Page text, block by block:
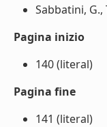
Sabbatini,
Pagina inizio
140 (literal)
Pagina fine
141 (literal)